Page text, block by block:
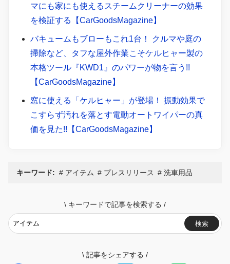
マにも家にも使えるスチームクリーナーの効果
を検証する【CarGoodsMagazine】
バキュームもブローもこれ1台！ クルマや庭の
掃除など、タフな屋外作業こそケルヒャー製の
本格ツール『KWD1』のパワーが物を言う!!
【CarGoodsMagazine】
窓に使える「ケルヒャー」が登場！ 振動効果で
こすらず汚れを落とす電動オートワイパーの真
価を見た!!【CarGoodsMagazine】
キーワード: アイテム プレスリリース 洗車用品
\ キーワードで記事を検索する /
検索
\ 記事をシェアする /